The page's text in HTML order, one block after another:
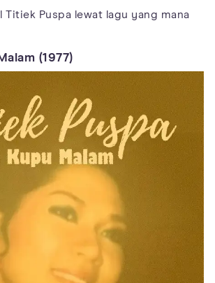
Titiek Puspa lewat lagu yang mana
(1977)